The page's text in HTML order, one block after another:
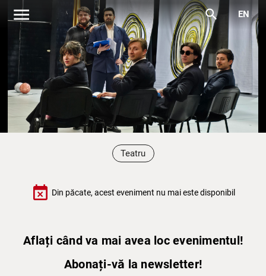
menu search EN
Teatru
event_busy Din păcate, acest eveniment nu mai este disponibil
Aflați când va mai avea loc evenimentul!
Abonați-vă la newsletter!